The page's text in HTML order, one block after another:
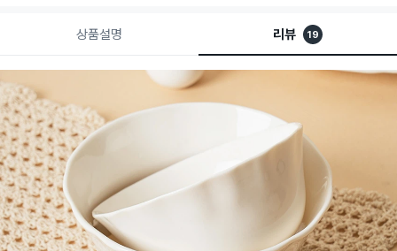
상품설명 리뷰 19